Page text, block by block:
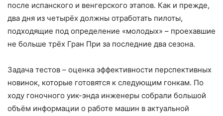
после испанского и венгерского этапов. Как и прежде,
два дня из четырёх должны отработать пилоты,
подходящие под определение «молодых» – проехавшие
не больше трёх Гран При за последние два сезона.
Задача тестов – оценка эффективности перспективных
новинок, которые готовятся к следующим гонкам. По
ходу гоночного уик-энда инженеры собрали большой
объём информации о работе машин в актуальной